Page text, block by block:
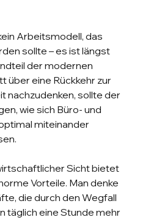
Arbeitsmodell, das
sollte – es ist längst
der modernen
über eine Rückkehr zur
nachzudenken, sollte der
wie sich Büro- und
miteinander
Sicht bietet
Vorteile. Man denke
die durch den Wegfall
täglich eine Stunde mehr